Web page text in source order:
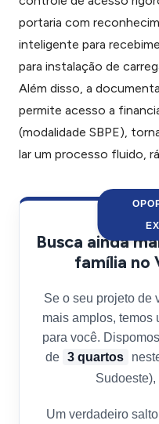
portaria com
inteligente para
para instalação de
Além disso, a
permite acesso a
(modalidade SBPE),
lar um processo fluido,
Busca ainda
família no
Se o seu projeto de
mais amplos, temos
para você.
de 3 quartos
Sudoeste),
Um verdadeiro